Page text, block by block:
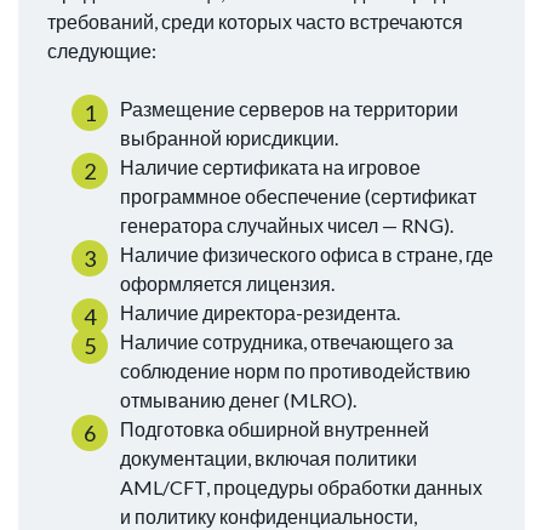
требований, среди которых часто встречаются
следующие:
Размещение серверов на территории
выбранной юрисдикции.
Наличие сертификата на игровое
программное обеспечение (сертификат
генератора случайных чисел — RNG).
Наличие физического офиса в стране, где
оформляется лицензия.
Наличие директора-резидента.
Наличие сотрудника, отвечающего за
соблюдение норм по противодействию
отмыванию денег (MLRO).
Подготовка обширной внутренней
документации, включая политики
AML/CFT, процедуры обработки данных
и политику конфиденциальности,